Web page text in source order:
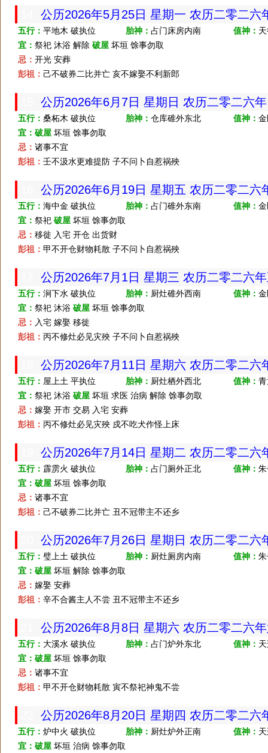
公历2026年5月25日 星期一 农历二零二
五行： 平地木 破执位 胎神： 占门床房内南 值神：
宜： 祭祀 沐浴 解除 破屋 坏垣 馀事勿取
忌： 开光 安葬
彭祖： 己不破券二比并亡 亥不嫁娶不利新郎
公历2026年6月7日 星期日 农历二零二六
五行： 桑柘木 破执位 胎神： 仓库碓外东北 值神：
宜： 破屋 坏垣 馀事勿取
忌： 诸事不宜
彭祖： 壬不汲水更难提防 子不问卜自惹祸殃
公历2026年6月19日 星期五 农历二零二
五行： 海中金 破执位 胎神： 占门碓外东南 值神：
宜： 祭祀 破屋 坏垣 馀事勿取
忌： 移徙 入宅 开仓 出货财
彭祖： 甲不开仓财物耗散 子不问卜自惹祸殃
公历2026年7月1日 星期三 农历二零二六
纪念
五行： 涧下水 破执位 胎神： 厨灶碓外西南 值神：
宜： 祭祀 沐浴 破屋 坏垣 馀事勿取
忌： 入宅 嫁娶 移徙
彭祖： 丙不修灶必见灾殃 子不问卜自惹祸殃
公历2026年7月11日 星期六 农历二零二
五行： 屋上土 平执位 胎神： 厨灶栖外西北 值神：
宜： 祭祀 沐浴 破屋 坏垣 求医 治病 解除 馀事勿取
忌： 嫁娶 开市 交易 入宅 安葬
彭祖： 丙不修灶必见灾殃 戍不吃犬作怪上床
公历2026年7月14日 星期二 农历二零二
五行： 霹雳火 破执位 胎神： 占门厕外正北 值神：
宜： 破屋 坏垣 馀事勿取
忌： 诸事不宜
彭祖： 己不破券二比并亡 丑不冠带主不还乡
公历2026年7月26日 星期日 农历二零二
五行： 璧上土 破执位 胎神： 厨灶厕房内南 值神：
宜： 破屋 坏垣 解除 馀事勿取
忌： 嫁娶 安葬
彭祖： 辛不合酱主人不尝 丑不冠带主不还乡
公历2026年8月8日 星期六 农历二零二六
五行： 大溪水 破执位 胎神： 占门炉外东北 值神：
宜： 破屋 坏垣 馀事勿取
忌： 诸事不宜
彭祖： 甲不开仓财物耗散 寅不祭祀神鬼不尝
公历2026年8月20日 星期四 农历二零二
五行： 炉中火 破执位 胎神： 厨灶炉外正南 值神：
宜： 破屋 坏垣 治病 馀事勿取